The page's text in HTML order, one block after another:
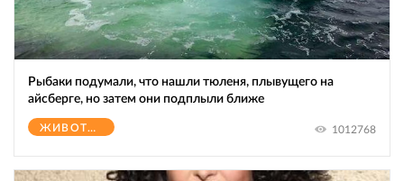
Рыбаки подумали, что нашли тюленя, плывущего на
айсберге, но затем они подплыли ближе
ЖИВОТНЫЕ 1012768